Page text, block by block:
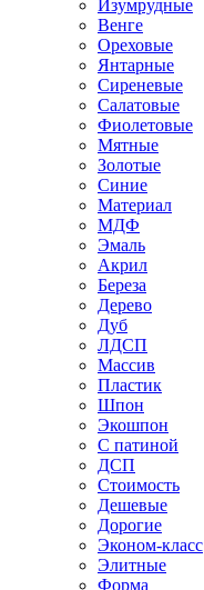
Изумрудные
Венге
Ореховые
Янтарные
Сиреневые
Салатовые
Фиолетовые
Мятные
Золотые
Синие
Материал
МДФ
Эмаль
Акрил
Береза
Дерево
Дуб
ЛДСП
Массив
Пластик
Шпон
Экошпон
С патиной
ДСП
Стоимость
Дешевые
Дорогие
Эконом-класс
Элитные
Форма